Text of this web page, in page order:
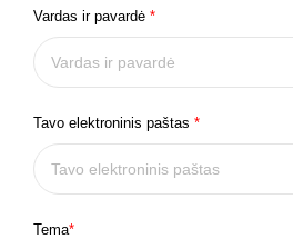
Vardas ir pavardė *
Tavo elektroninis paštas *
Tema*